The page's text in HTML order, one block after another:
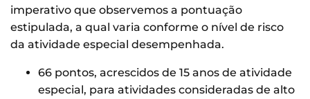
imperativo que observemos a pontuação
estipulada, a qual varia conforme o nível de risco
da atividade especial desempenhada.
66 pontos, acrescidos de 15 anos de atividade
especial, para atividades consideradas de alto